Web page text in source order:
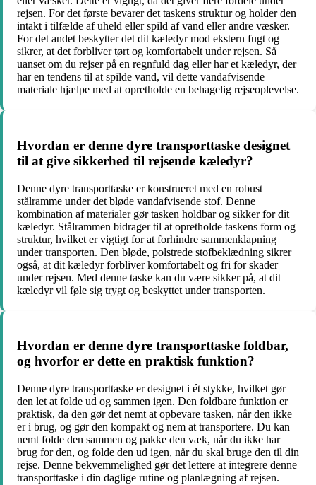
rejsen. For det første bevarer det taskens struktur og holder den
intakt i tilfælde af uheld eller spild af vand eller andre væsker.
For det andet beskytter det dit kæledyr mod ekstern fugt og
sikrer, at det forbliver tørt og komfortabelt under rejsen. Så
uanset om du rejser på en regnfuld dag eller har et kæledyr, der
har en tendens til at spilde vand, vil dette vandafvisende
materiale hjælpe med at opretholde en behagelig rejseoplevelse.
Hvordan er denne dyre transporttaske designet
til at give sikkerhed til rejsende kæledyr?
Denne dyre transporttaske er konstrueret med en robust
stålramme under det bløde vandafvisende stof. Denne
kombination af materialer gør tasken holdbar og sikker for dit
kæledyr. Stålrammen bidrager til at opretholde taskens form og
struktur, hvilket er vigtigt for at forhindre sammenklapning
under transporten. Den bløde, polstrede stofbeklædning sikrer
også, at dit kæledyr forbliver komfortabelt og fri for skader
under rejsen. Med denne taske kan du være sikker på, at dit
kæledyr vil føle sig trygt og beskyttet under transporten.
Hvordan er denne dyre transporttaske foldbar,
og hvorfor er dette en praktisk funktion?
Denne dyre transporttaske er designet i ét stykke, hvilket gør
den let at folde ud og sammen igen. Den foldbare funktion er
praktisk, da den gør det nemt at opbevare tasken, når den ikke
er i brug, og gør den kompakt og nem at transportere. Du kan
nemt folde den sammen og pakke den væk, når du ikke har
brug for den, og folde den ud igen, når du skal bruge den til din
rejse. Denne bekvemmelighed gør det lettere at integrere denne
transporttaske i din daglige rutine og planlægning af rejsen.